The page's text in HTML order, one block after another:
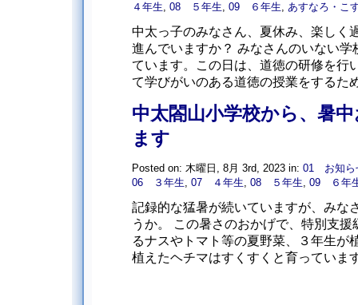
４年生, 08 ５年生, 09 ６年生, あすなろ・こ
中太っ子のみなさん、夏休み、楽しく
進んでいますか？ みなさんのいない
ています。この日は、道徳の研修を行
て学びがいのある道徳の授業をするた
中太閤山小学校から、暑
ます
Posted on: 木曜日, 8月 3rd, 2023 in: 01 お知ら
06 ３年生, 07 ４年生, 08 ５年生, 09 ６年
記録的な猛暑が続いていますが、みな
うか。 この暑さのおかげで、特別支
るナスやトマト等の夏野菜、３年生が
植えたヘチマはすくすくと育っていま